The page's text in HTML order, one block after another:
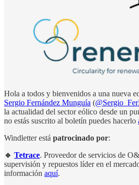
Hola a todos y bienvenidos a una nueva
Sergio Fernández Munguía (
la actualidad del sector eólico desde un
no estás suscrito al boletín puedes hacerlo
Windletter está patrocinado por:
🔹 Tetrace. Proveedor de servicios de
supervisión y repuestos líder en el
información aquí.